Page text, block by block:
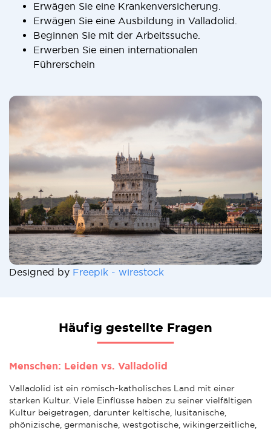
Erwägen Sie eine Krankenversicherung.
Erwägen Sie eine Ausbildung in Valladolid.
Beginnen Sie mit der Arbeitssuche.
Erwerben Sie einen internationalen
Führerschein
Designed by Freepik - wirestock
Häufig gestellte Fragen
Menschen: Leiden vs. Valladolid
Valladolid ist ein römisch-katholisches Land mit einer
starken Kultur. Viele Einflüsse haben zu seiner vielfältigen
Kultur beigetragen, darunter keltische, lusitanische,
phönizische, germanische, westgotische, wikingerzeitliche,